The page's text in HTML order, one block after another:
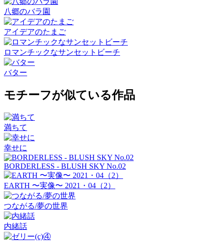
八郷のバラ園
アイデアのたまご
ロマンチックなサンセットビーチ
バター
モチーフが似ている作品
満ちて
幸せに
BORDERLESS - BLUSH SKY No.02
EARTH 〜実像〜 2021・04（2）
つながる/夢の世界
内緒話